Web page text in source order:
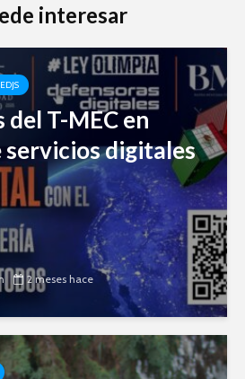
interesar
del T-MEC en
servicios digitales
2 meses hace